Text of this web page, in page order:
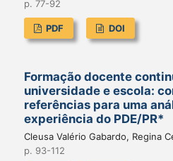
p. 77-92
PDF DOI
Formação docente
universidade e escola:
referências para uma
experiência do PDE/PR*
Cleusa Valério Gabardo, Regina
p. 93-112